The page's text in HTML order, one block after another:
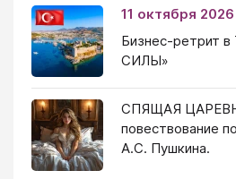
11 октября 2026
Бизнес-ретрит
СИЛЫ»
СПЯЩАЯ
повествование
А.С. Пушкина.